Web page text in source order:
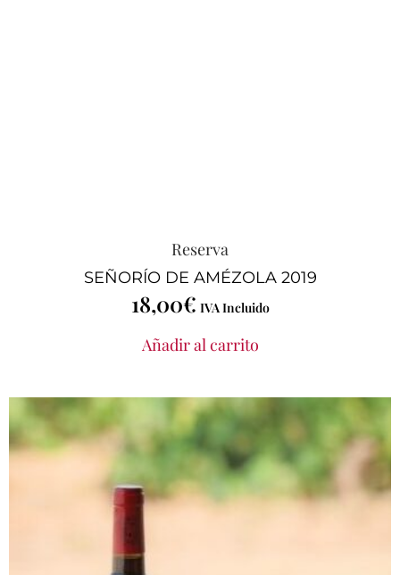
Reserva
SEÑORÍO DE AMÉZOLA 2019
18,00€ IVA Incluido
Añadir al carrito